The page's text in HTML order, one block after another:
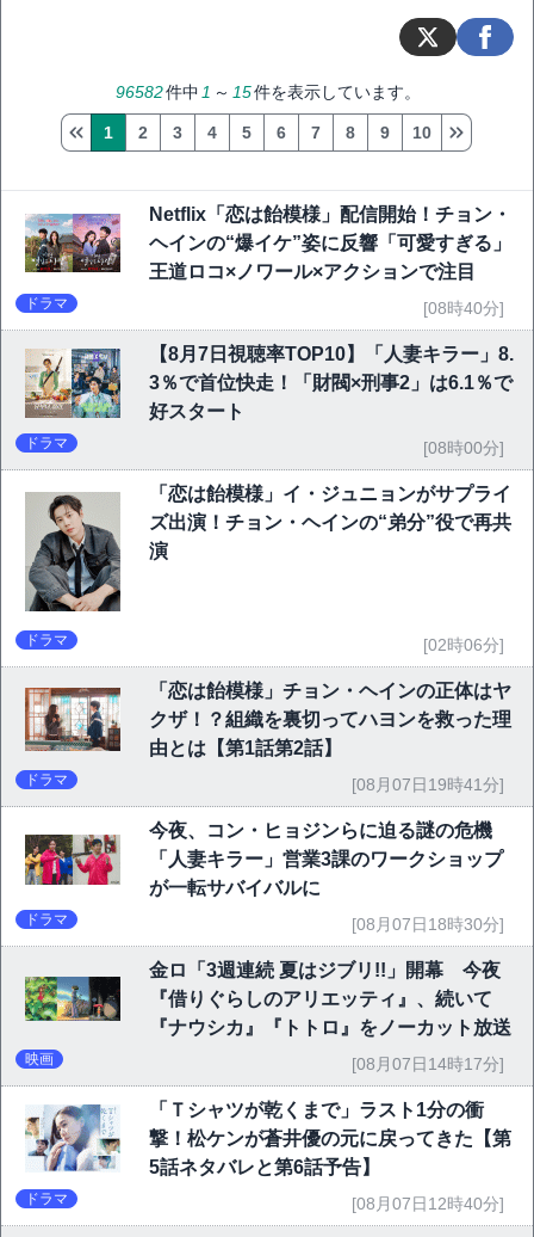
96582件中 1 ～ 15件を表示しています。
1 2 3 4 5 6 7 8 9 10
Netflix「恋は飴模様」配信開始！チョン・
ヘインの“爆イケ”姿に反響「可愛すぎる」
王道ロコ×ノワール×アクションで注目
ドラマ [08時40分]
【8月7日視聴率TOP10】「人妻キラー」8.
3％で首位快走！「財閥×刑事2」は6.1％で
好スタート
ドラマ [08時00分]
「恋は飴模様」イ・ジュニョンがサプライ
ズ出演！チョン・ヘインの“弟分”役で再共
演
ドラマ [02時06分]
「恋は飴模様」チョン・ヘインの正体はヤ
クザ！？組織を裏切ってハヨンを救った理
由とは【第1話第2話】
ドラマ [08月07日19時41分]
今夜、コン・ヒョジンらに迫る謎の危機
「人妻キラー」営業3課のワークショップ
が一転サバイバルに
ドラマ [08月07日18時30分]
金ロ「3週連続 夏はジブリ!!」開幕 今夜
『借りぐらしのアリエッティ』、続いて
『ナウシカ』『トトロ』をノーカット放送
映画 [08月07日14時17分]
「Ｔシャツが乾くまで」ラスト1分の衝
撃！松ケンが蒼井優の元に戻ってきた【第
5話ネタバレと第6話予告】
ドラマ [08月07日12時40分]